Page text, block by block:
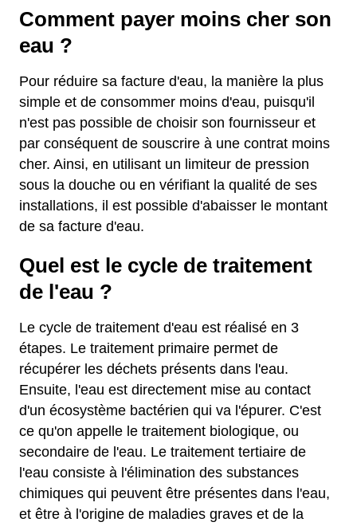
Comment payer moins cher son
eau ?
Pour réduire sa facture d'eau, la manière la plus
simple et de consommer moins d'eau, puisqu'il
n'est pas possible de choisir son fournisseur et
par conséquent de souscrire à une contrat moins
cher. Ainsi, en utilisant un limiteur de pression
sous la douche ou en vérifiant la qualité de ses
installations, il est possible d'abaisser le montant
de sa facture d'eau.
Quel est le cycle de traitement
de l'eau ?
Le cycle de traitement d'eau est réalisé en 3
étapes. Le traitement primaire permet de
récupérer les déchets présents dans l'eau.
Ensuite, l'eau est directement mise au contact
d'un écosystème bactérien qui va l'épurer. C'est
ce qu'on appelle le traitement biologique, ou
secondaire de l'eau. Le traitement tertiaire de
l'eau consiste à l'élimination des substances
chimiques qui peuvent être présentes dans l'eau,
et être à l'origine de maladies graves et de la